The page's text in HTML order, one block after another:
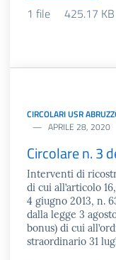
1 file 425.17 KB
CIRCOLARI USR
APRILE 28, 2020
Circolare n. 3
Interventi di
di cui all’articolo
4 giugno 2013, n.
dalla legge 3
bonus) di cui
straordinario 31